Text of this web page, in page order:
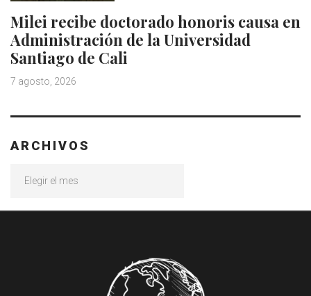
Milei recibe doctorado honoris causa en
Administración de la Universidad
Santiago de Cali
7 agosto, 2026
ARCHIVOS